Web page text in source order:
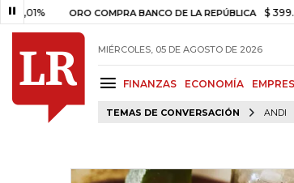
ORO COMPRA BANCO DE LA REPÚBLICA $ 399.745,16
MIÉRCOLES, 05 DE AGOSTO DE 2026
FINANZAS ECONOMÍA
TEMAS DE CONVERSACIÓN ANDI